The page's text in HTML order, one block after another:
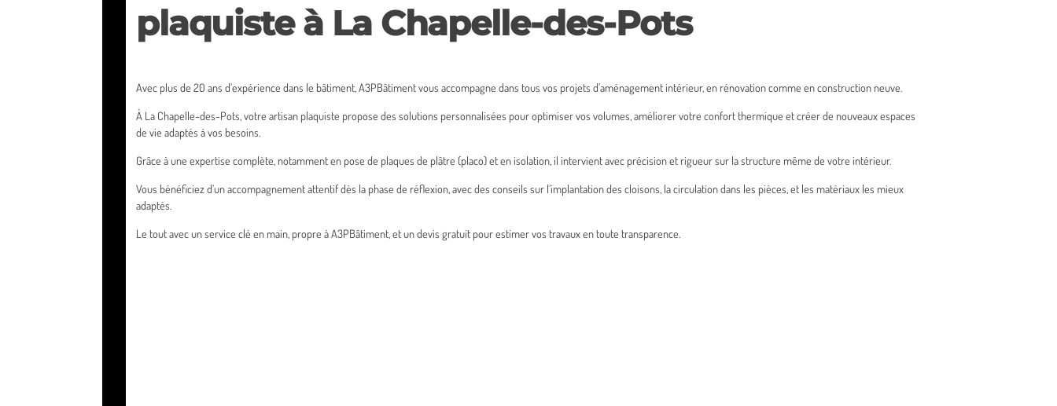
plaquiste à La Chapelle-des-Pots
Avec plus de 20 ans d’expérience dans le bâtiment, A3PBâtiment vous accompagne dans tous vos projets d’aménagement intérieur, en rénovation comme en construction neuve.
À La Chapelle-des-Pots, votre artisan plaquiste propose des solutions personnalisées pour optimiser vos volumes, améliorer votre confort thermique et créer de nouveaux espaces
de vie adaptés à vos besoins.
Grâce à une expertise complète, notamment en pose de plaques de plâtre (placo) et en isolation, il intervient avec précision et rigueur sur la structure même de votre intérieur.
Vous bénéficiez d’un accompagnement attentif dès la phase de réflexion, avec des conseils sur l’implantation des cloisons, la circulation dans les pièces, et les matériaux les mieux
adaptés.
Le tout avec un service clé en main, propre à A3PBâtiment, et un devis gratuit pour estimer vos travaux en toute transparence.